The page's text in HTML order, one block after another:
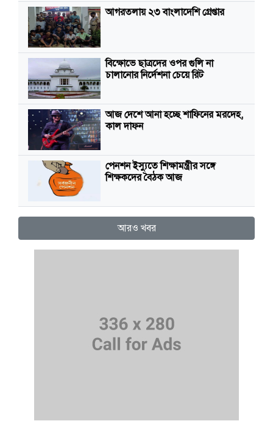
আগরতলায় ২৩ বাংলাদেশি গ্রেপ্তার
বিক্ষোভে ছাত্রদের ওপর গুলি না
চালানোর নির্দেশনা চেয়ে রিট
আজ দেশে আনা হচ্ছে শাফিনের মরদেহ,
কাল দাফন
পেনশন ইস্যুতে শিক্ষামন্ত্রীর সঙ্গে
শিক্ষকদের বৈঠক আজ
আরও খবর